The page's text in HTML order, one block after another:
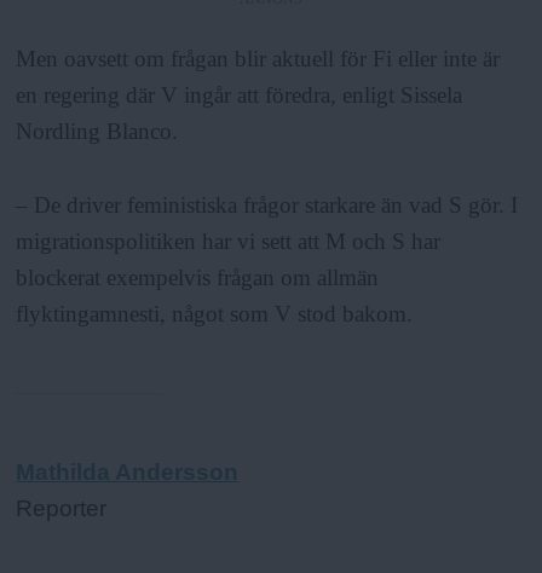
Men oavsett om frågan blir aktuell för Fi eller inte är
en regering där V ingår att föredra, enligt Sissela
Nordling Blanco.
– De driver feministiska frågor starkare än vad S gör. I
migrationspolitiken har vi sett att M och S har
blockerat exempelvis frågan om allmän
flyktingamnesti, något som V stod bakom.
Mathilda Andersson
Reporter